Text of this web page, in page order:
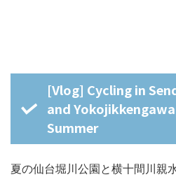
[Vlog] Cycling in
and
Summer
夏の仙台堀川公園と横十間川親